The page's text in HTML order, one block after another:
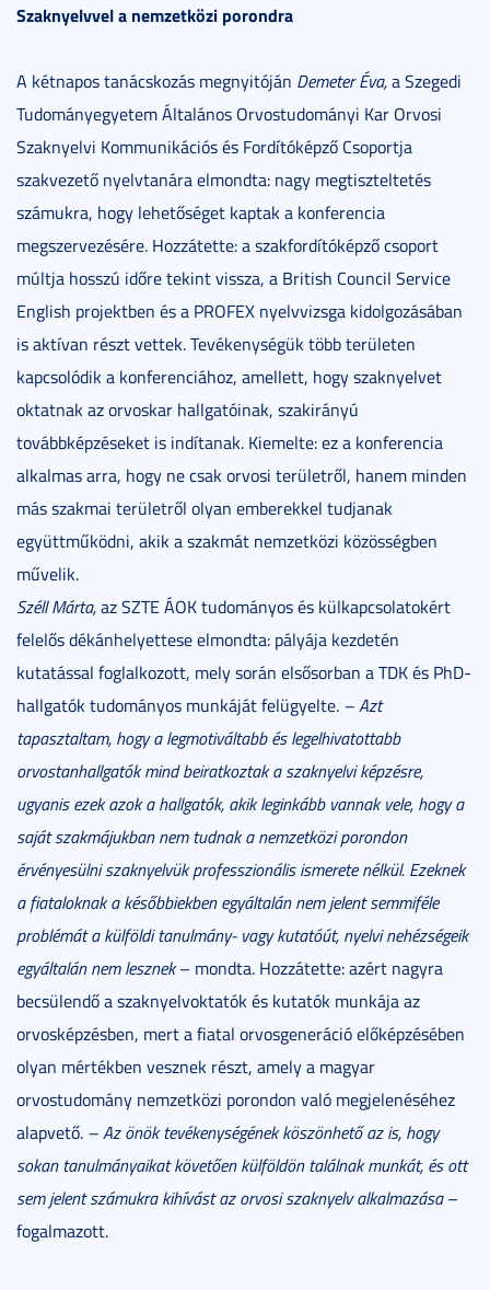
Szaknyelvvel a nemzetközi porondra
A kétnapos tanácskozás megnyitóján Demeter Éva,a Szegedi
Tudományegyetem Általános Orvostudományi Kar Orvosi
Szaknyelvi Kommunikációs és Fordítóképző Csoportja
szakvezető nyelvtanára elmondta: nagy megtiszteltetés
számukra, hogy lehetőséget kaptak a konferencia
megszervezésére. Hozzátette: a szakfordítóképző csoport
múltja hosszú időre tekint vissza, a British Council Service
English projektben és a PROFEX nyelvvizsga kidolgozásában
is aktívan részt vettek. Tevékenységük több területen
kapcsolódik a konferenciához, amellett, hogy szaknyelvet
oktatnak az orvoskar hallgatóinak, szakirányú
továbbképzéseket is indítanak. Kiemelte: ez a konferencia
alkalmas arra, hogy ne csak orvosi területről, hanem minden
más szakmai területről olyan emberekkel tudjanak
együttműködni, akik a szakmát nemzetközi közösségben
művelik.
Széll Márta,az SZTE ÁOK tudományos és külkapcsolatokért
felelős dékánhelyettese elmondta: pályája kezdetén
kutatással foglalkozott, mely során elsősorban a TDK és PhD-
hallgatók tudományos munkáját felügyelte. – Azt
tapasztaltam, hogy a legmotiváltabb és legelhivatottabb
orvostanhallgatók mind beiratkoztak a szaknyelvi képzésre,
ugyanis ezek azok a hallgatók, akik leginkább vannak vele, hogy a
saját szakmájukban nem tudnak a nemzetközi porondon
érvényesülni szaknyelvük professzionális ismerete nélkül. Ezeknek
a fiataloknak a későbbiekben egyáltalán nem jelent semmiféle
problémát a külföldi tanulmány- vagy kutatóút, nyelvi nehézségeik
egyáltalán nem lesznek– mondta. Hozzátette: azért nagyra
becsülendő a szaknyelvoktatók és kutatók munkája az
orvosképzésben, mert a fiatal orvosgeneráció előképzésében
olyan mértékben vesznek részt, amely a magyar
orvostudomány nemzetközi porondon való megjelenéséhez
alapvető. – Az önök tevékenységének köszönhető az is, hogy
sokan tanulmányaikat követően külföldön találnak munkát, és ott
sem jelent számukra kihívást az orvosi szaknyelv alkalmazása–
fogalmazott.